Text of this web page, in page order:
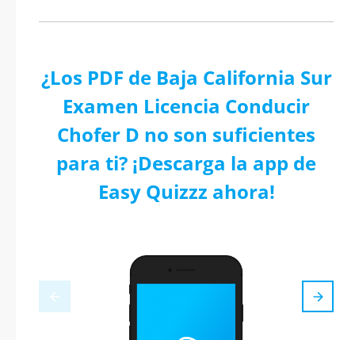
¿Los PDF de Baja California Sur
Examen Licencia Conducir
Chofer D no son suficientes
para ti? ¡Descarga la app de
Easy Quizzz ahora!